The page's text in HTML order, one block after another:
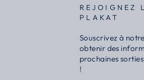
REJOIGNEZ
PLAKAT
Souscrivez à
obtenir des
prochaines
!